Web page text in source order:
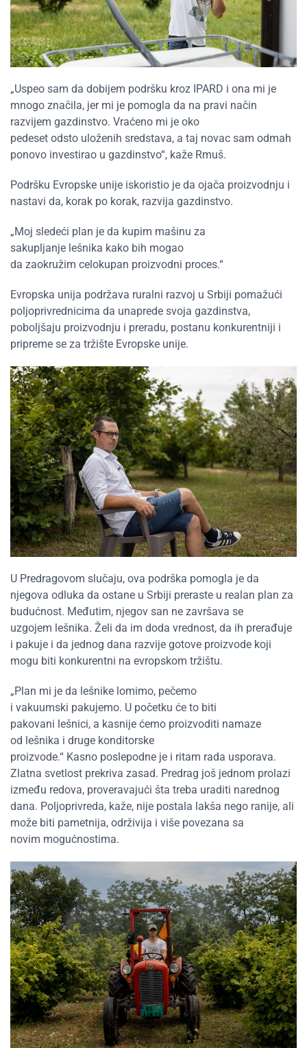
„Uspeo sam da dobijem podršku kroz IPARD i ona mi je
mnogo značila, jer mi je pomogla da na pravi način
razvijem gazdinstvo. Vraćeno mi je oko
pedeset odsto uloženih sredstava, a taj novac sam odmah
ponovo investirao u gazdinstvo“, kaže Rmuš.
Podršku Evropske unije iskoristio je da ojača proizvodnju i
nastavi da, korak po korak, razvija gazdinstvo.
„Moj sledeći plan je da kupim mašinu za
sakupljanje lešnika kako bih mogao
da zaokružim celokupan proizvodni proces.“
Evropska unija podržava ruralni razvoj u Srbiji pomažući
poljoprivrednicima da unaprede svoja gazdinstva,
poboljšaju proizvodnju i preradu, postanu konkurentniji i
pripreme se za tržište Evropske unije.
U Predragovom slučaju, ova podrška pomogla je da
njegova odluka da ostane u Srbiji preraste u realan plan za
budućnost. Međutim, njegov san ne završava se
uzgojem lešnika. Želi da im doda vrednost, da ih prerađuje
i pakuje i da jednog dana razvije gotove proizvode koji
mogu biti konkurentni na evropskom tržištu.
„Plan mi je da lešnike lomimo, pečemo
i vakuumski pakujemo. U početku će to biti
pakovani lešnici, a kasnije ćemo proizvoditi namaze
od lešnika i druge konditorske
proizvode.“ Kasno poslepodne je i ritam rada usporava.
Zlatna svetlost prekriva zasad. Predrag još jednom prolazi
između redova, proveravajući šta treba uraditi narednog
dana. Poljoprivreda, kaže, nije postala lakša nego ranije, ali
može biti pametnija, održivija i više povezana sa
novim mogućnostima.